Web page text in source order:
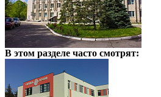
В этом разделе часто смотрят: